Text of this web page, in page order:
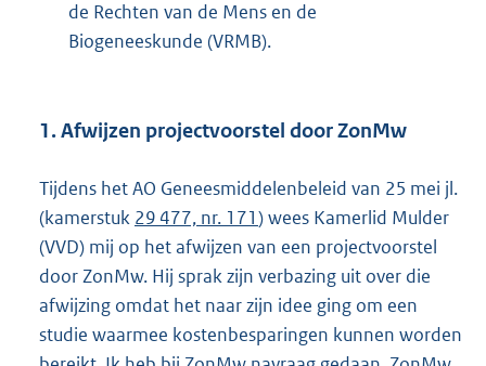
de Rechten van de Mens en de
Biogeneeskunde (VRMB).
1. Afwijzen projectvoorstel door ZonMw
Tijdens het AO Geneesmiddelenbeleid van 25 mei jl.
(kamerstuk 29 477, nr. 171) wees Kamerlid Mulder
(VVD) mij op het afwijzen van een projectvoorstel
door ZonMw. Hij sprak zijn verbazing uit over die
afwijzing omdat het naar zijn idee ging om een
studie waarmee kostenbesparingen kunnen worden